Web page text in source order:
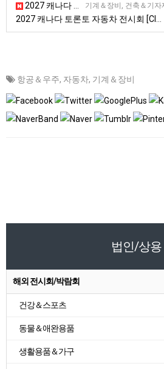
기계＆장비, 건축＆기
2027 캐나다 토론토 콘크리트 전시회
2027 캐나다 토론토 자동차 전시회 [CIAS]
항공＆우주, 자동차, 기계＆장비
법인/상용
해외 전시회/박람회
건강＆스포츠
동물＆애완용품
생활용품＆가구